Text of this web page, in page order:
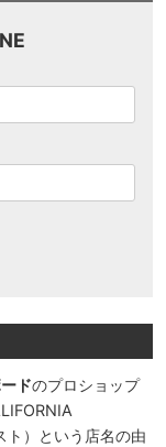
ドのプロショップ
ト）という店名の由